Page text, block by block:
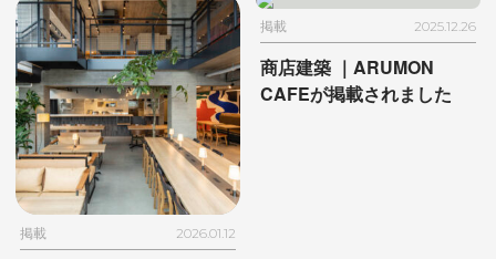
掲載 2026.01.12
掲載 2025.12.26
商店建築 ｜ARUMON
CAFEが掲載されました